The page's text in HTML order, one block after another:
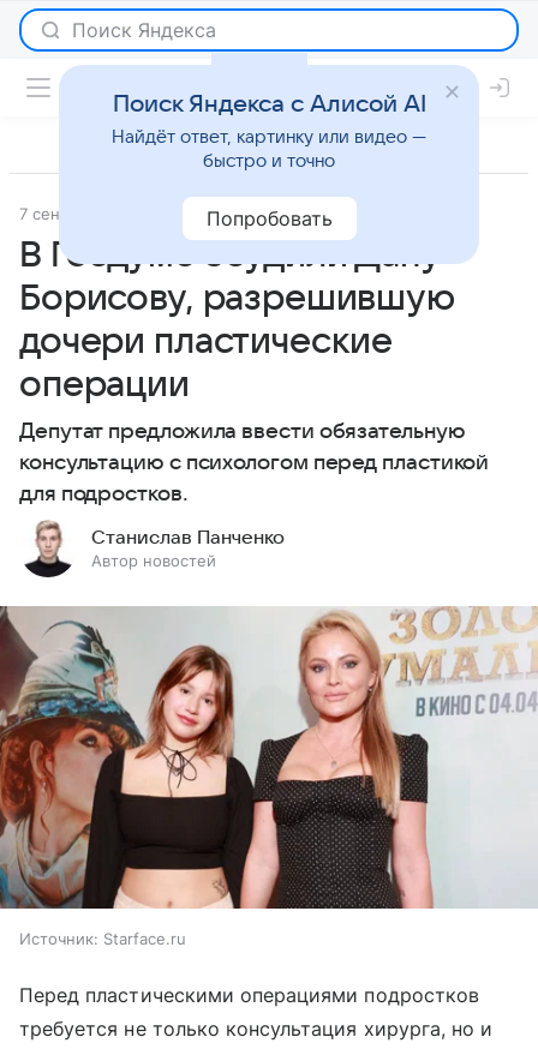
7 сентября 2025 Леди Mail Светская жизнь
В Госдуме осудили Дану
Борисову, разрешившую
дочери пластические
операции
Депутат предложила ввести обязательную
консультацию с психологом перед пластикой
для подростков.
Станислав Панченко
Автор новостей
Источник: Starface.ru
Перед пластическими операциями подростков
требуется не только консультация хирурга, но и
Поиск Яндекса с Алисой AI
Найдёт ответ, картинку или видео —
быстро и точно
Попробовать